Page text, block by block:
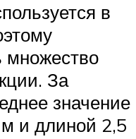
в
множество
За
значение
и длиной 2,5